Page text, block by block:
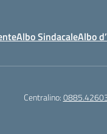
Albo SindacaleAlbo
Centralino: